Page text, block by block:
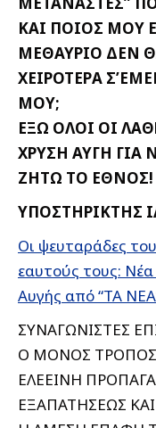
ΚΑΙ ΠΟΙΟΣ ΜΟΥ
ΜΕΘΑΥΡΙΟ ΔΕΝ
ΧΕΙΡΟΤΕΡΑ
ΜΟΥ;
ΕΞΩ ΟΛΟΙ ΟΙ
ΧΡΥΣΗ ΑΥΓΗ ΓΙΑ
ΖΗΤΩ ΤΟ ΕΘΝΟΣ!
ΥΠΟΣΤΗΡΙΚΤΗΣ
Οι ψευταράδες
εαυτούς τους:
Αυγής από “ΤΑ
ΣΥΝΑΓΩΝΙΣΤΕΣ
Ο ΜΟΝΟΣ
ΕΛΕΕΙΝΗ
ΕΞΑΠΑΤΗΣΕΩΣ